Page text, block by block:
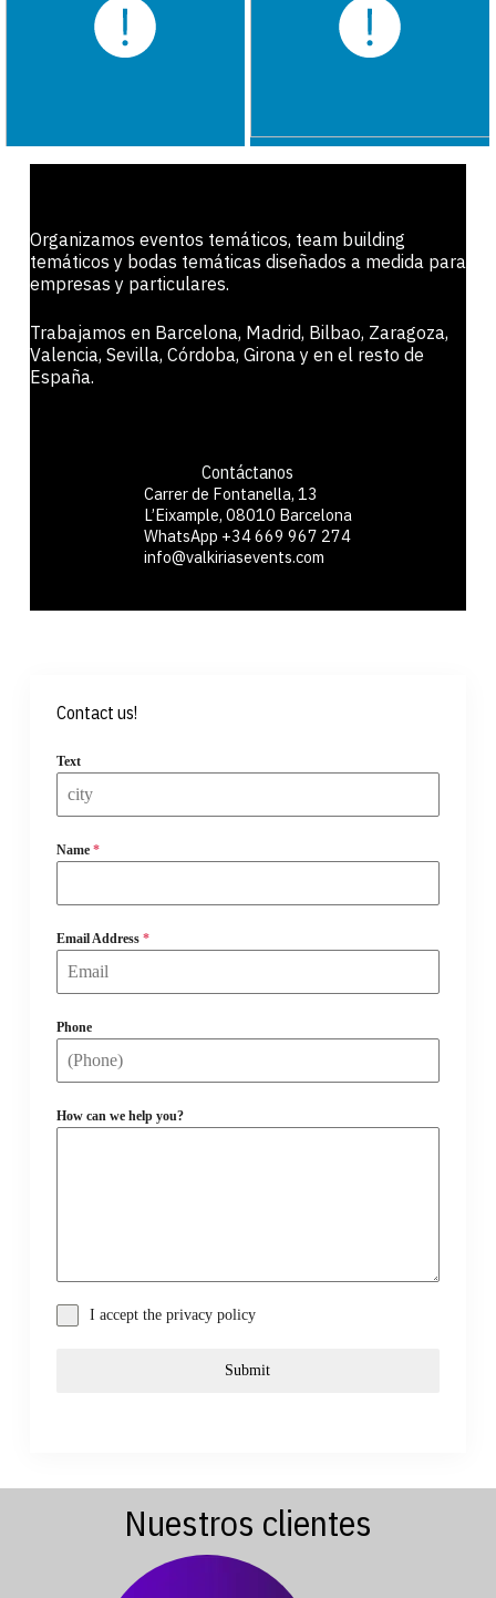
Organizamos eventos temáticos, team building
temáticos y bodas temáticas diseñados a medida para
empresas y particulares.
Trabajamos en Barcelona, Madrid, Bilbao, Zaragoza,
Valencia, Sevilla, Córdoba, Girona y en el resto de
España.
Contáctanos
Carrer de Fontanella, 13
L’Eixample, 08010 Barcelona
WhatsApp ‪+34 669 967 274
info@valkiriasevents.com
Contact us!
Text
Name *
Email Address *
Phone
How can we help you?
I accept the privacy policy
Submit
Nuestros clientes